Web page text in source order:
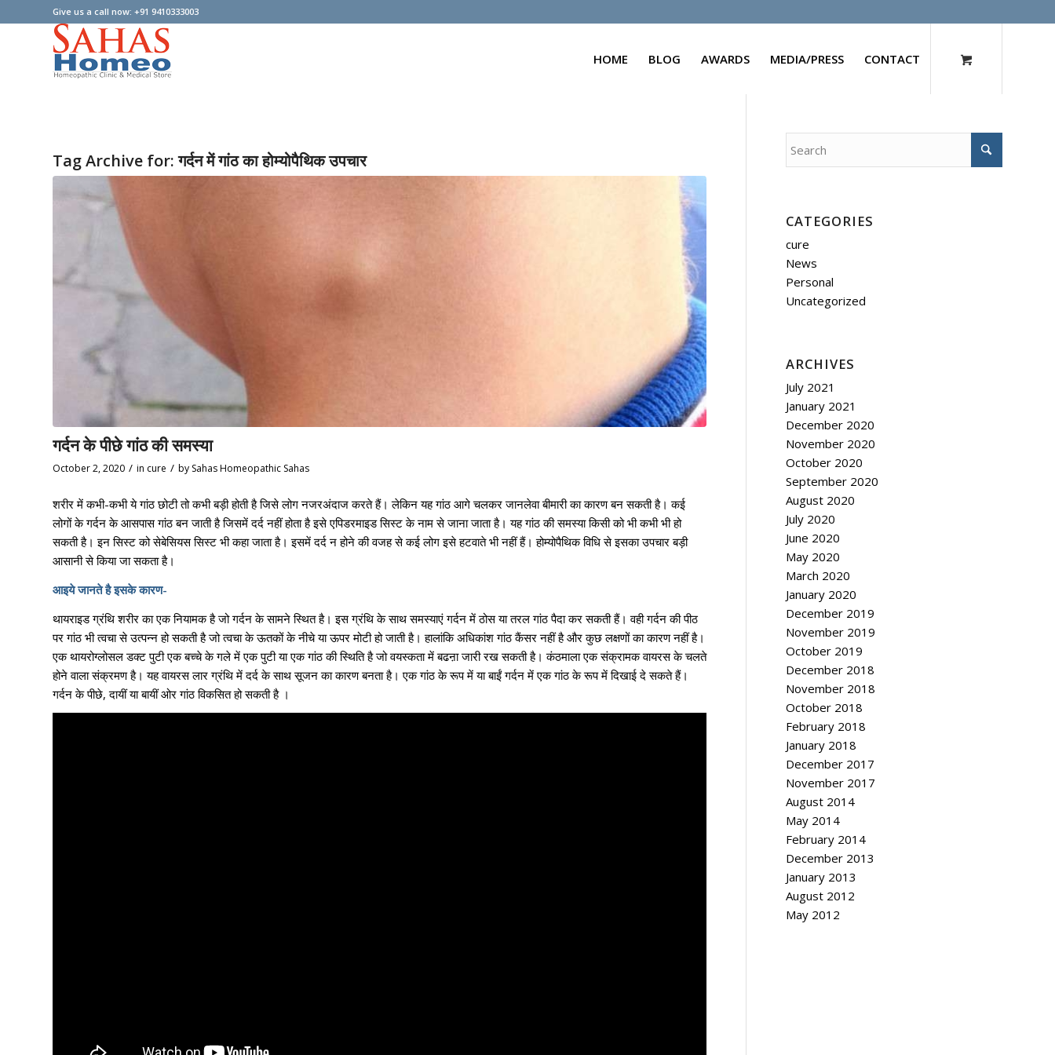
Give us a call now: +91 9410333003
HOME BLOG AWARDS MEDIA/PRESS CONTACT
Tag Archive for:गर्दन में गांठ का होम्योपैथिक उपचार
गर्दन के पीछे गांठ की समस्या
October 2, 2020 / in cure / by Sahas Homeopathic Sahas
शरीर में कभी-कभी ये गांठ छोटी तो कभी बड़ी होती है जिसे लोग नजरअंदाज करते हैं। लेकिन यह गांठ आगे चलकर जानलेवा बीमारी का कारण बन सकती है। कई
लोगों के गर्दन के आसपास गांठ बन जाती है जिसमें दर्द नहीं होता है इसे एपिडरमाइड सिस्ट के नाम से जाना जाता है। यह गांठ की समस्या किसी को भी कभी भी हो
सकती है। इन सिस्ट को सेबेसियस सिस्ट भी कहा जाता है। इसमें दर्द न होने की वजह से कई लोग इसे हटवाते भी नहीं हैं। होम्योपैथिक विधि से इसका उपचार बड़ी
आसानी से किया जा सकता है।
आइये जानते है इसके कारण-
थायराइड ग्रंथि शरीर का एक नियामक है जो गर्दन के सामने स्थित है। इस ग्रंथि के साथ समस्याएं गर्दन में ठोस या तरल गांठ पैदा कर सकती हैं। वही गर्दन की पीठ
पर गांठ भी त्वचा से उत्पन्न हो सकती है जो त्वचा के ऊतकों के नीचे या ऊपर मोटी हो जाती है। हालांकि अधिकांश गांठ कैंसर नहीं है और कुछ लक्षणों का कारण नहीं है।
एक थायरोग्लोसल डक्ट पुटी एक बच्चे के गले में एक पुटी या एक गांठ की स्थिति है जो वयस्कता में बढऩा जारी रख सकती है। कंठमाला एक संक्रामक वायरस के चलते
होने वाला संक्रमण है। यह वायरस लार ग्रंथि में दर्द के साथ सूजन का कारण बनता है। एक गांठ के रूप में या बाईं गर्दन में एक गांठ के रूप में दिखाई दे सकते हैं।
गर्दन के पीछे, दायीं या बायीं ओर गांठ विकसित हो सकती है ।
CATEGORIES
cure
News
Personal
Uncategorized
ARCHIVES
July 2021
January 2021
December 2020
November 2020
October 2020
September 2020
August 2020
July 2020
June 2020
May 2020
March 2020
January 2020
December 2019
November 2019
October 2019
December 2018
November 2018
October 2018
February 2018
January 2018
December 2017
November 2017
August 2014
May 2014
February 2014
December 2013
January 2013
August 2012
May 2012